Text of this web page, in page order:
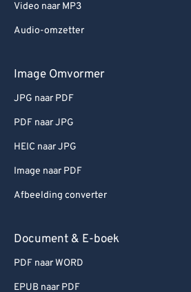
Video naar MP3
Audio-omzetter
Image Omvormer
JPG naar PDF
PDF naar JPG
HEIC naar JPG
Image naar PDF
Afbeelding converter
Document & E-boek
PDF naar WORD
EPUB naar PDF